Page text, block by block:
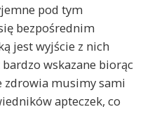
pod tym
bezpośrednim
jest wyjście z nich
wskazane biorąc
zdrowia musimy sami
apteczek, co